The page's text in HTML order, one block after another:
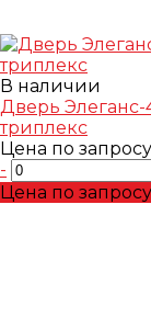
В наличии
Дверь
триплекс
Цена по запросу
-
Цена по запросу